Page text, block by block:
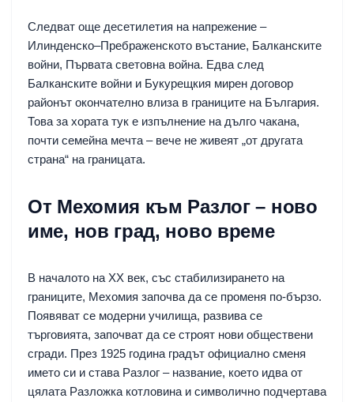
Следват още десетилетия на напрежение –
Илинденско–Пребраженското въстание, Балканските
войни, Първата световна война. Едва след
Балканските войни и Букурещкия мирен договор
районът окончателно влиза в границите на България.
Това за хората тук е изпълнение на дълго чакана,
почти семейна мечта – вече не живеят „от другата
страна“ на границата.
От Мехомия към Разлог – ново
име, нов град, ново време
В началото на XX век, със стабилизирането на
границите, Мехомия започва да се променя по-бързо.
Появяват се модерни училища, развива се
търговията, започват да се строят нови обществени
сгради. През 1925 година градът официално сменя
името си и става Разлог – название, което идва от
цялата Разложка котловина и символично подчертава